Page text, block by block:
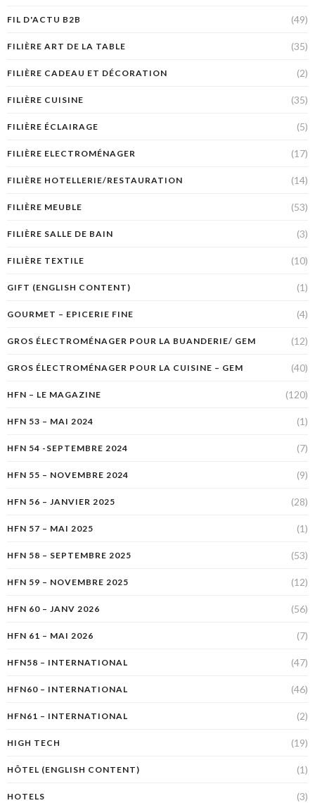
FIL D'ACTU B2B (49)
FILIÈRE ART DE LA TABLE (35)
FILIÈRE CADEAU ET DÉCORATION (2)
FILIÈRE CUISINE (35)
FILIÈRE ÉCLAIRAGE (5)
FILIÈRE ELECTROMÉNAGER (17)
FILIÈRE HOTELLERIE/RESTAURATION (14)
FILIÈRE MEUBLE (53)
FILIÈRE SALLE DE BAIN (3)
FILIÈRE TEXTILE (10)
GIFT (ENGLISH CONTENT) (1)
GOURMET – EPICERIE FINE (4)
GROS ÉLECTROMÉNAGER POUR LA BUANDERIE/ GEM (12)
GROS ÉLECTROMÉNAGER POUR LA CUISINE – GEM (40)
HFN – LE MAGAZINE (120)
HFN 53 – MAI 2024 (1)
HFN 54 -SEPTEMBRE 2024 (7)
HFN 55 – NOVEMBRE 2024 (9)
HFN 56 – JANVIER 2025 (28)
HFN 57 – MAI 2025 (1)
HFN 58 – SEPTEMBRE 2025 (53)
HFN 59 – NOVEMBRE 2025 (12)
HFN 60 – JANV 2026 (56)
HFN 61 – MAI 2026 (7)
HFN58 – INTERNATIONAL (47)
HFN60 – INTERNATIONAL (46)
HFN61 – INTERNATIONAL (2)
HIGH TECH (19)
HÔTEL (ENGLISH CONTENT) (1)
HOTELS (3)